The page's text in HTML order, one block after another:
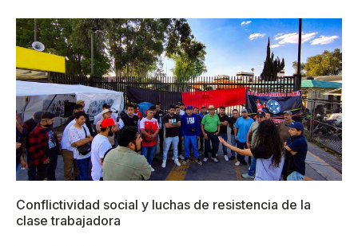
Conflictividad social y luchas de resistencia de la
clase trabajadora